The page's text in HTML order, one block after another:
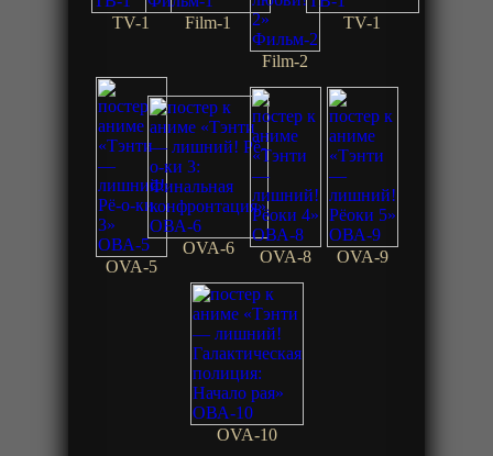
TV-1 Film-1
Film-2
TV-1
OVA-5
OVA-6 OVA-8 OVA-9
OVA-10